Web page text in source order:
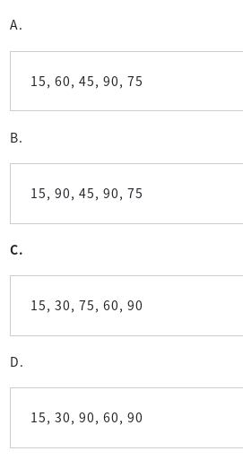
A.
15, 60, 45, 90, 75
B.
15, 90, 45, 90, 75
C.
15, 30, 75, 60, 90
D.
15, 30, 90, 60, 90